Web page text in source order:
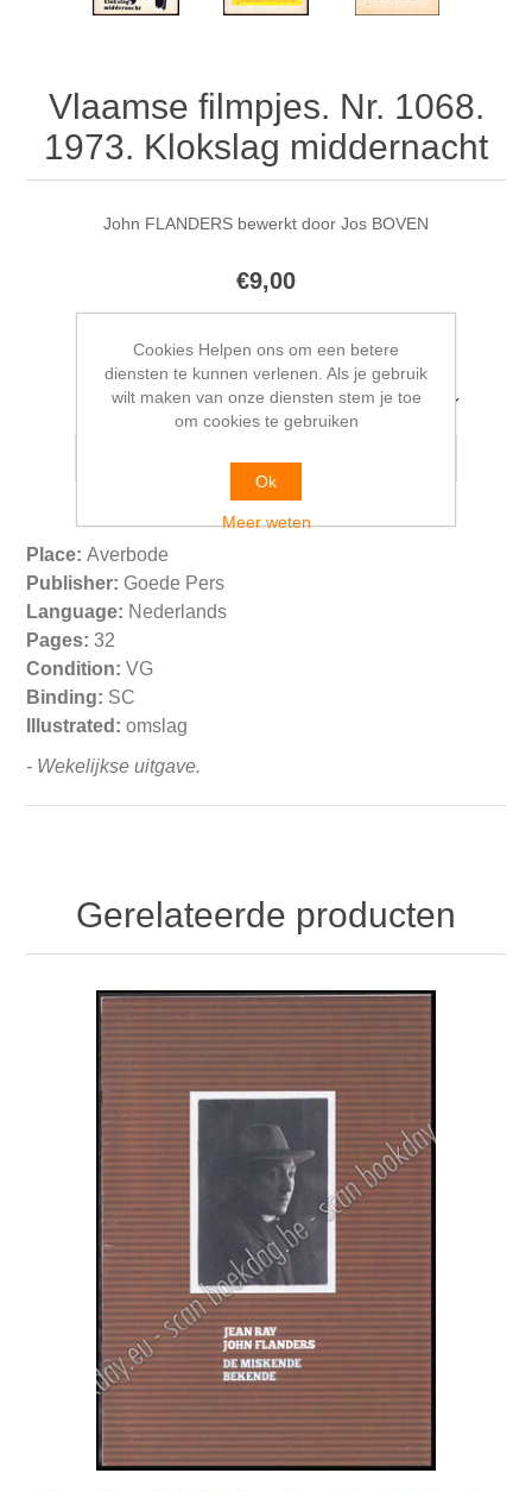
Vlaamse filmpjes. Nr. 1068.
1973. Klokslag middernacht
John FLANDERS bewerkt door Jos BOVEN
€9,00
Selecteer het adres van waaruit u wilt verzenden
Place: Averbode
Publisher: Goede Pers
Language: Nederlands
Pages: 32
Condition: VG
Binding: SC
Illustrated:omslag
- Wekelijkse uitgave.
Gerelateerde producten
Cookies Helpen ons om een betere
diensten te kunnen verlenen. Als je gebruik
wilt maken van onze diensten stem je toe
om cookies te gebruiken
Ok
Meer weten